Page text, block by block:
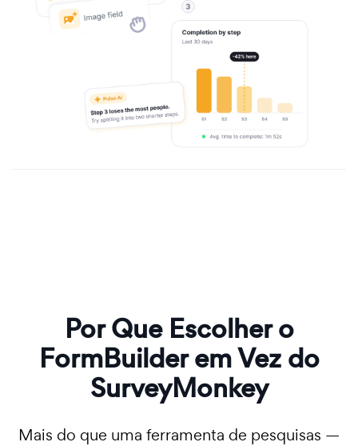
Por Que Escolher o
FormBuilder em Vez do
SurveyMonkey
Mais do que uma ferramenta de pesquisas —